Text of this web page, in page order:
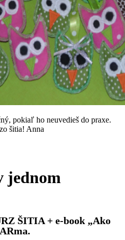
pokiaľ ho neuvedieš do praxe.
šitia! Anna
jednom
ŠITIA + e-book „Ako